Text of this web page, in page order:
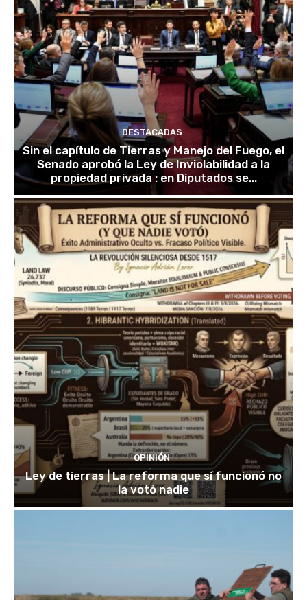
DESTACADAS
Sin el capítulo de Tierras y Manejo del Fuego, el
Senado aprobó la Ley de Inviolabilidad a la
propiedad privada : en Diputados se...
OPINIÓN
Ley de tierras | La reforma que sí funcionó no
la votó nadie